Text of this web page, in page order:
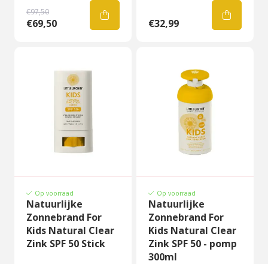
€97,50
€69,50 €32,99
Op voorraad
Natuurlijke
Zonnebrand For
Kids Natural Clear
Zink SPF 50 Stick
Op voorraad
Natuurlijke
Zonnebrand For
Kids Natural Clear
Zink SPF 50 - pomp
300ml